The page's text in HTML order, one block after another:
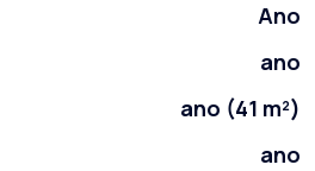
Ano
ano
ano (41 m²)
ano